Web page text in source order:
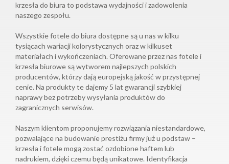
krzesła do biura to podstawa wydajności i zadowolenia
naszego zespołu.
Wszystkie fotele do biura dostępne są u nas w kilku
tysiącach wariacji kolorystycznych oraz w kilkuset
materiałach i wykończeniach. Oferowane przez nas fotele i
krzesła biurowe są wytworem najlepszych polskich
producentów, którzy dają europejską jakość w przystępnej
cenie. Na produkty te dajemy 5 lat gwarancji szybkiej
naprawy bez potrzeby wysyłania produktów do
zagranicznych serwisów.
Naszym klientom proponujemy rozwiązania niestandardowe,
pozwalające na budowanie prestiżu firmy już u podstaw –
krzesła i fotele mogą zostać ozdobione haftem lub
nadrukiem, dzięki czemu będą unikatowe. Identyfikacja